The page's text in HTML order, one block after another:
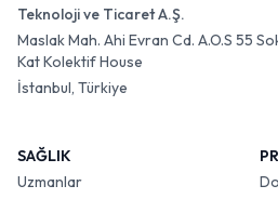
Teknoloji ve Ticaret A.Ş.
Maslak Mah. Ahi Evran Cd. A.O.S 55
Kat Kolektif House
İstanbul, Türkiye
SAĞLIK
Uzmanlar